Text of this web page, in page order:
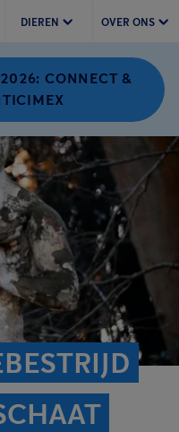
DIEREN OVER ONS
CONNECT &